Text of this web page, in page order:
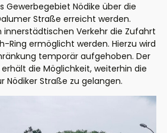
Gewerbegebiet Nödike über die
Straße erreicht werden.
innerstädtischen Verkehr die Zufahrt
Ring ermöglicht werden. Hierzu wird
temporär aufgehoben. Der
die Möglichkeit, weiterhin die
Nödiker Straße zu gelangen.